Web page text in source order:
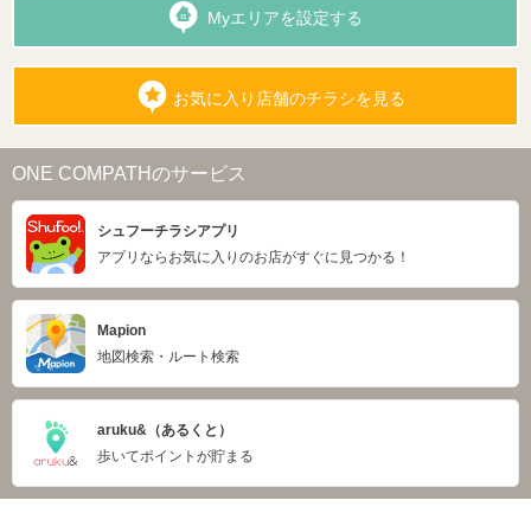
Myエリアを設定する
お気に入り店舗のチラシを見る
ONE COMPATHのサービス
シュフーチラシアプリ
アプリならお気に入りのお店がすぐに見つかる！
Mapion
地図検索・ルート検索
aruku&（あるくと）
歩いてポイントが貯まる